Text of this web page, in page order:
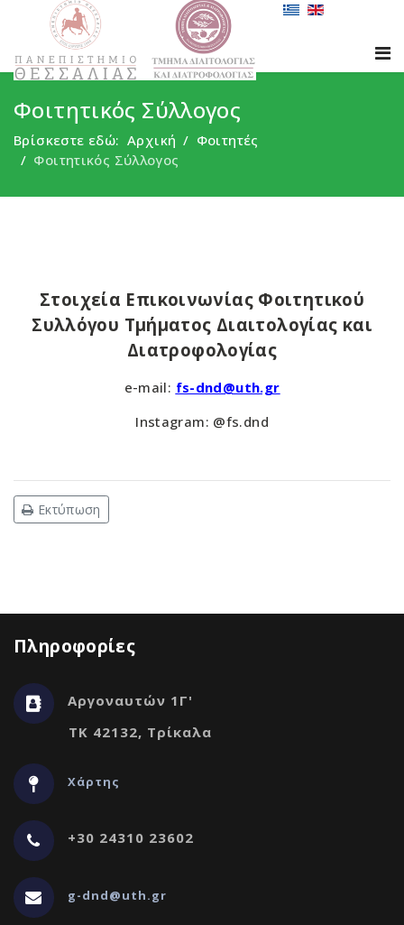
Φοιτητικός Σύλλογος
Βρίσκεστε εδώ: Αρχική
Φοιτητές
Φοιτητικός Σύλλογος
Στοιχεία Επικοινωνίας Φοιτητικού
Συλλόγου Τμήματος Διαιτολογίας και
Διατροφολογίας
e-mail: fs-dnd@uth.gr
Instagram: @fs.dnd
Εκτύπωση
Πληροφορίες
Αργοναυτών 1Γ'
ΤΚ 42132, Τρίκαλα
Χάρτης
+30 24310 23602
g-dnd@uth.gr